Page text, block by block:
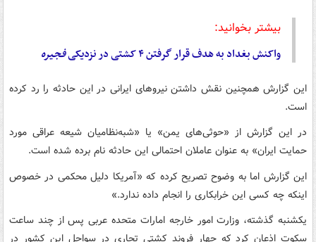
بیشتر بخوانید:
واکنش بغداد به هدف قرار گرفتن ۴ کشتی در نزدیکی فجیره
این گزارش همچنین نقش داشتن نیروهای ایرانی در این حادثه را رد کرده
است.
در این گزارش از «حوثی‌های یمن» یا «شبه‌نظامیان شیعه عراقی مورد
حمایت ایران» به عنوان عاملان احتمالی این حادثه نام برده شده است.
این گزارش اما به وضوح تصریح کرده که «آمریکا دلیل محکمی در خصوص
اینکه چه کسی این خرابکاری را انجام داده ندارد.»
یکشنبه گذشته، وزارت امور خارجه امارات متحده عربی پس از چند ساعت
سکوت اذعان کرد که چهار فروند کشتی تجاری در سواحل این کشور در